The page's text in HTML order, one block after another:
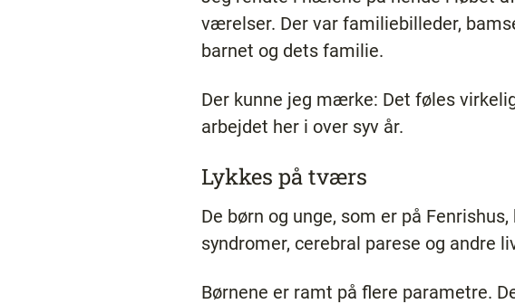
værelser. Der var familiebilleder,
barnet og dets familie.
Der kunne jeg mærke: Det føles
arbejdet her i over syv år.
Lykkes på tværs
De børn og unge, som er på
syndromer, cerebral parese og andre
Børnene er ramt på flere parametre.